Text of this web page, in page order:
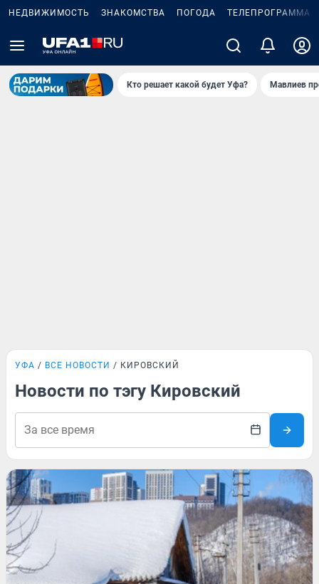
НЕДВИЖИМОСТЬ ЗНАКОМСТВА ПОГОДА ТЕЛЕПРОГРАММА
Кто решает какой будет Уфа? Мавлиев
УФА ВСЕ НОВОСТИ КИРОВСКИЙ
Новости по тэгу Кировский